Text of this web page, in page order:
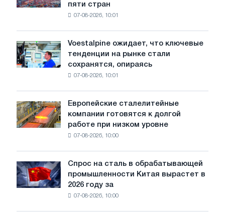
Москвы
Ярославля
окончательные
холоднокатаной
стали
из
стран
пяти стран
07-08-2026, 10:01
Voestalpine
ожидает,
что
рынке
стали
сохранятся,
на
диверсификацию
Voestalpine ожидает, что ключевые
тенденции на рынке стали
сохранятся, опираясь
07-08-2026, 10:01
Европейские
сталелитейные
компании
работе
при
низком
воды
Европейские сталелитейные
компании готовятся к долгой
работе при низком уровне
07-08-2026, 10:00
Спрос
на
сталь
Спрос на сталь в обрабатывающей
промышленности Китая вырастет в
2026 году за
07-08-2026, 10:00